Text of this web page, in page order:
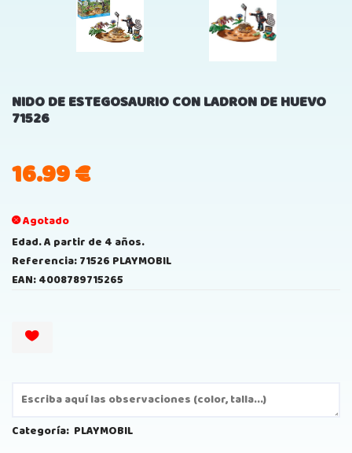
NIDO DE ESTEGOSAURIO CON LADRON DE HUEVO
71526
16.99€
Agotado
Edad. A partir de 4 años.
Referencia: 71526 PLAYMOBIL
EAN: 4008789715265
Categoría: PLAYMOBIL